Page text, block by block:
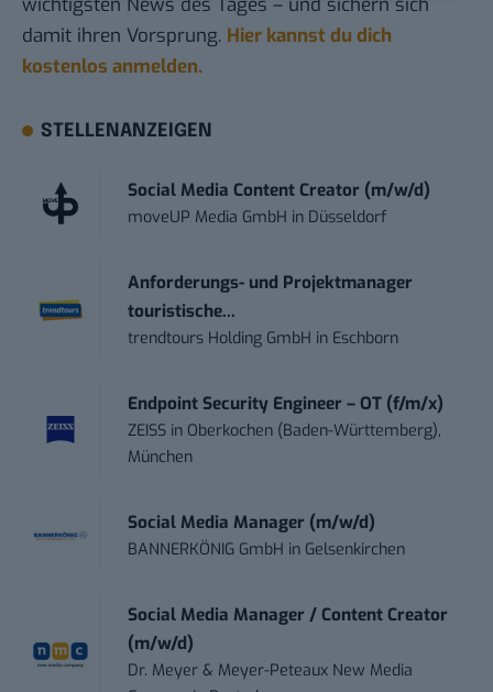
damit ihren Vorsprung. Hier kannst du dich
kostenlos anmelden.
STELLENANZEIGEN
Social Media Content Creator (m/w/d)
moveUP Media GmbH in Düsseldorf
Anforderungs- und Projektmanager
touristische...
trendtours Holding GmbH in Eschborn
Endpoint Security Engineer – OT (f/m/x)
ZEISS in Oberkochen (Baden-Württemberg),
München
Social Media Manager (m/w/d)
BANNERKÖNIG GmbH in Gelsenkirchen
Social Media Manager / Content Creator
(m/w/d)
Dr. Meyer & Meyer-Peteaux New Media